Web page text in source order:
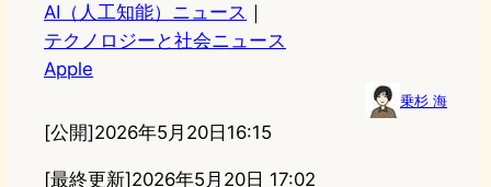
AI（人工知能）ニュース ｜
テクノロジーと社会ニュース
Apple
乗杉 海
[公開]2026年5月20日16:15
[最終更新]2026年5月20日 17:02